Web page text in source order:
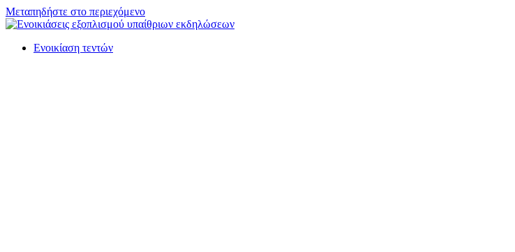
Μεταπηδήστε στο περιεχόμενο
Ενοικίαση τεντών